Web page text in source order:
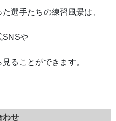
選手たちの練習風景は、
SNSや
ることができます。
わせ